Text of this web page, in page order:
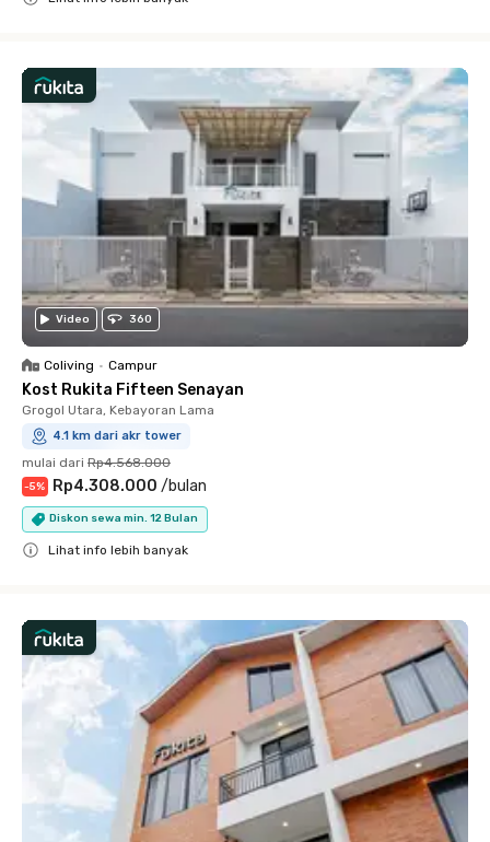
Video 360
Coliving • Campur
Kost Rukita Fifteen Senayan
Grogol Utara, Kebayoran Lama
4.1 km dari akr tower
mulai dari Rp4.568.000
-5% Rp4.308.000 /bulan
Diskon sewa min. 12 Bulan
Lihat info lebih banyak